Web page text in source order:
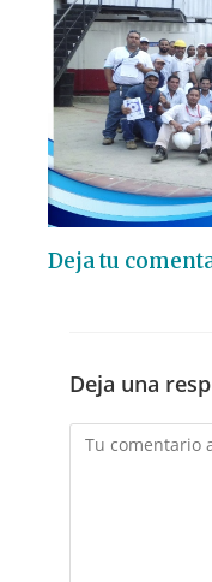
Deja tu
Deja una